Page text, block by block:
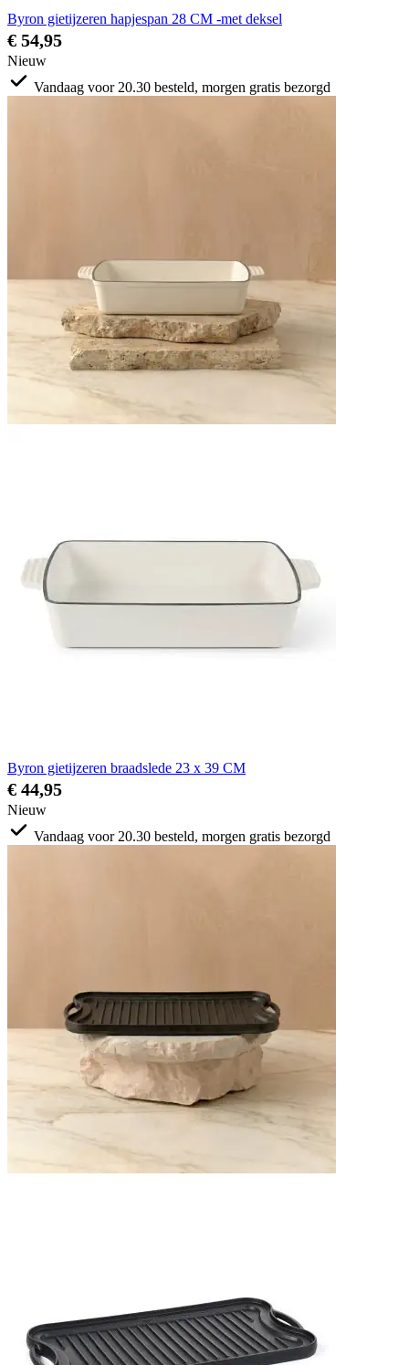
Byron gietijzeren hapjespan 28 CM -met deksel
€ 54,95
Nieuw
Vandaag voor 20.30 besteld, morgen gratis bezorgd
Byron gietijzeren braadslede 23 x 39 CM
€ 44,95
Nieuw
Vandaag voor 20.30 besteld, morgen gratis bezorgd